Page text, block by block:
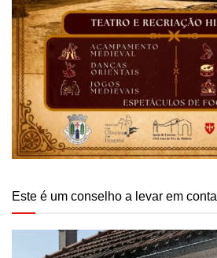
Este é um conselho a levar em conta